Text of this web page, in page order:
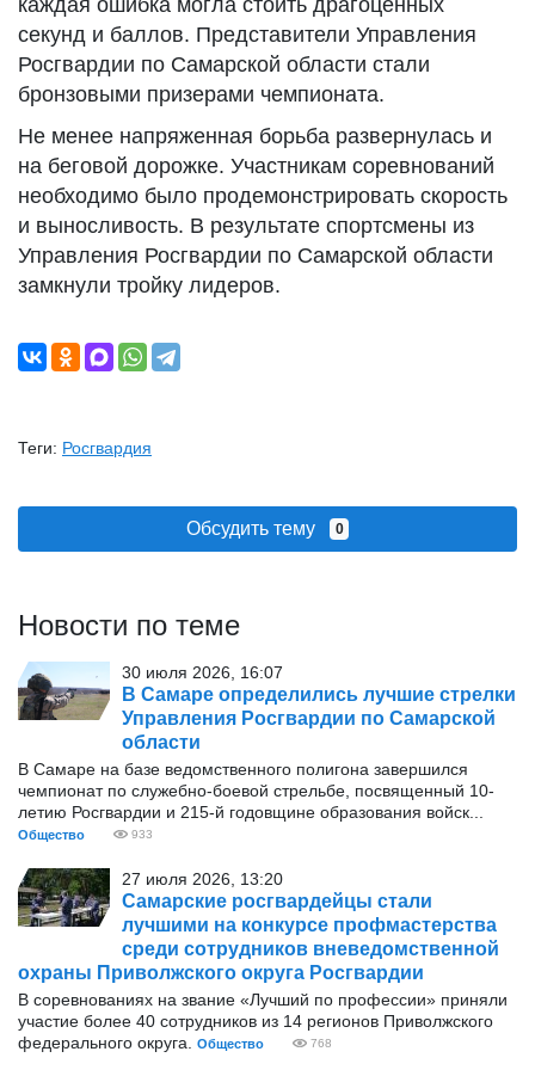
каждая ошибка могла стоить драгоценных
секунд и баллов. Представители Управления
Росгвардии по Самарской области стали
бронзовыми призерами чемпионата.
Не менее напряженная борьба развернулась и
на беговой дорожке. Участникам соревнований
необходимо было продемонстрировать скорость
и выносливость. В результате спортсмены из
Управления Росгвардии по Самарской области
замкнули тройку лидеров.
Теги: Росгвардия
Обсудить тему 0
Новости по теме
30 июля 2026, 16:07
В Самаре определились лучшие стрелки
Управления Росгвардии по Самарской
области
В Самаре на базе ведомственного полигона завершился
чемпионат по служебно-боевой стрельбе, посвященный 10-
летию Росгвардии и 215-й годовщине образования войск...
Общество 933
27 июля 2026, 13:20
Самарские росгвардейцы стали
лучшими на конкурсе профмастерства
среди сотрудников вневедомственной
охраны Приволжского округа Росгвардии
В соревнованиях на звание «Лучший по профессии» приняли
участие более 40 сотрудников из 14 регионов Приволжского
федерального округа.
Общество 768